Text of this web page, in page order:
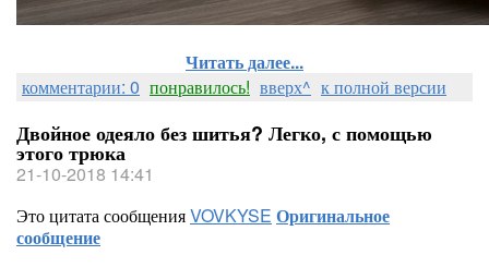
Читать далее...
комментарии: 0 понравилось! вверх^ к полной версии
Двойное одеяло без шитья? Легко, с помощью
этого трюка
21-10-2018 14:41
Это цитата сообщенияVOVKYSE Оригинальное
сообщение